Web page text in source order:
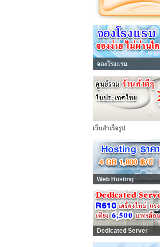
จองโรงแรม
เว็บสำเร็จรูป
Web Hosting
Dedicated Server